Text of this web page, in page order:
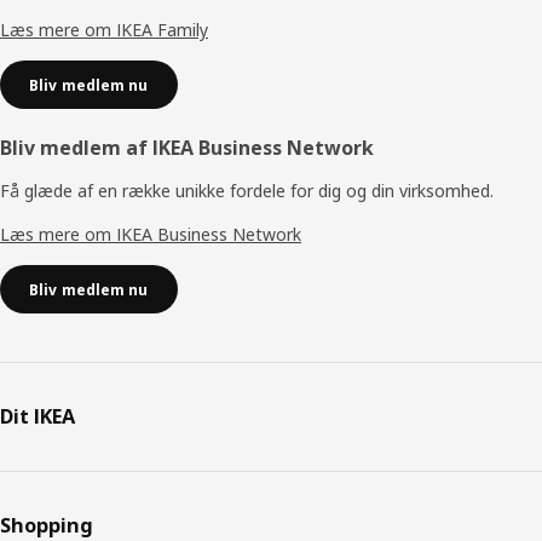
Læs mere om IKEA Family
Bliv medlem nu
Bliv medlem af IKEA Business Network
Få glæde af en række unikke fordele for dig og din virksomhed.
Læs mere om IKEA Business Network
Bliv medlem nu
Dit IKEA
Shopping